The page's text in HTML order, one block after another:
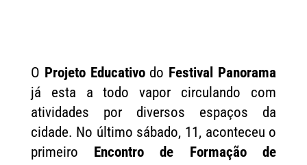
O Projeto Educativodo Festival Panorama
já esta a todo vapor circulando com
atividades por diversos espaços da
cidade. No último sábado, 11, aconteceu o
primeiro Encontro de Formação de